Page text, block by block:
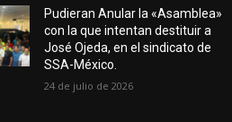
Pudieran Anular la «Asamblea»
con la que intentan destituir a
José Ojeda, en el sindicato de
SSA-México.
24 de julio de 2026